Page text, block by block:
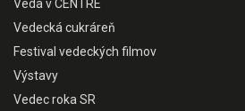
Veda v CENTRE
Vedecká cukráreň
Festival vedeckých filmov
Výstavy
Vedec roka SR